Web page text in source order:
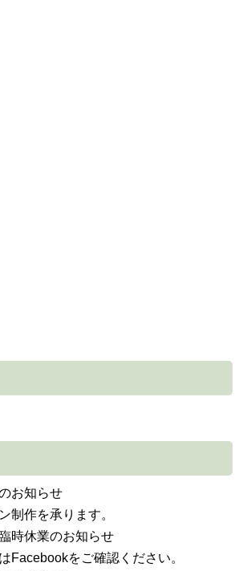
お知らせ
制作を承ります。
時休業のお知らせ
Facebookをご確認ください。